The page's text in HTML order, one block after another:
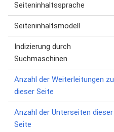
Seiteninhaltssprache
Seiteninhaltsmodell
Indizierung durch
Suchmaschinen
Anzahl der Weiterleitungen zu
dieser Seite
Anzahl der Unterseiten dieser
Seite